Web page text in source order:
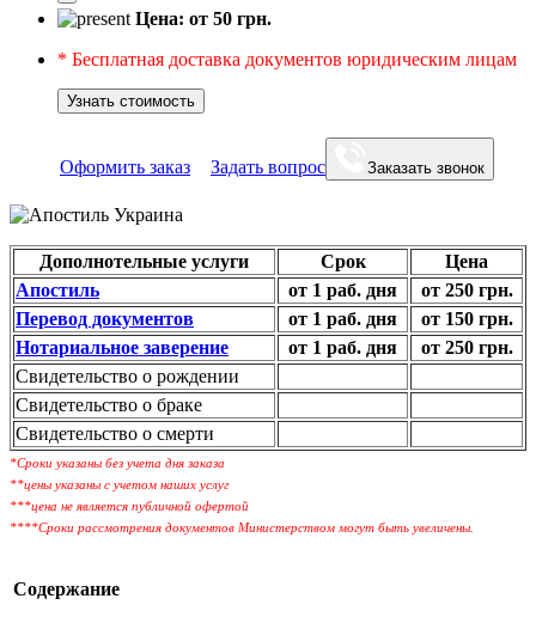
Цена: от 50 грн.
* Бесплатная доставка документов юридическим лицам
Узнать стоимость
Оформить заказ Задать вопрос Заказать звонок
Дополнотельные услуги Срок
Цена
Апостиль
от 1 раб. дня
от 250 грн.
Перевод документов
от 1 раб. дня
от 150 грн.
Нотариальное заверение
от 1 раб. дня
от 250 грн.
Свидетельство о рождении
Свидетельство о браке
Свидетельство о смерти
*Сроки указаны без учета дня заказа
**цены указаны с учетом наших услуг
***цена не является публичной офертой
****Сроки рассмотрения документов Министерством могут быть увеличены.
Содержание